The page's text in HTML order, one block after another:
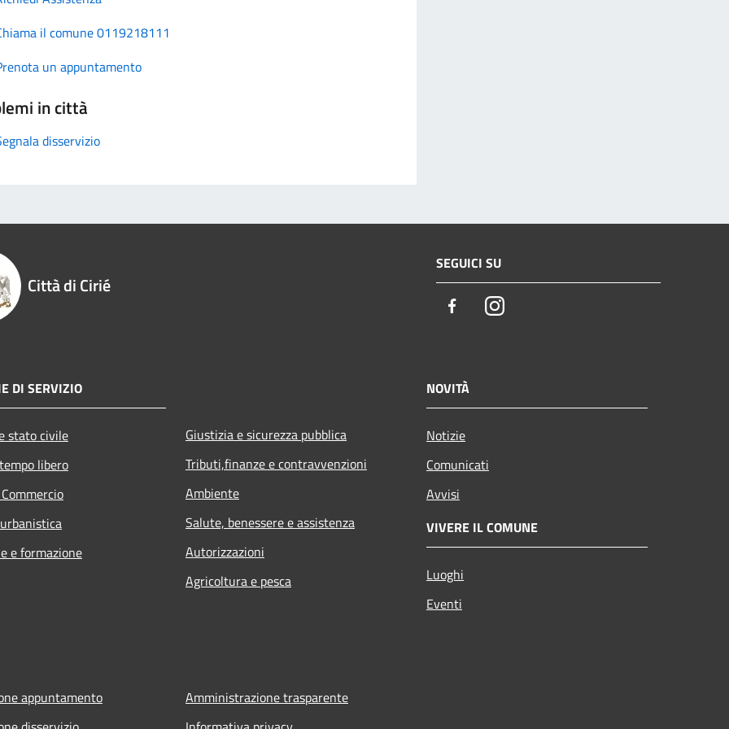
il comune 0119218111
un appuntamento
in città
disservizio
Città di Cirié
SEGUICI SU
FacebookInstagram
DI SERVIZIO
stato civile
libero
e formazione
Giustizia e sicurezza pubblica
Tributi,finanze e contravvenzioni
Ambiente
Salute, benessere e assistenza
Autorizzazioni
Agricoltura e pesca
NOVITÀ
Notizie
Comunicati
Avvisi
VIVERE IL COMUNE
Luoghi
Eventi
appuntamento
Amministrazione trasparente